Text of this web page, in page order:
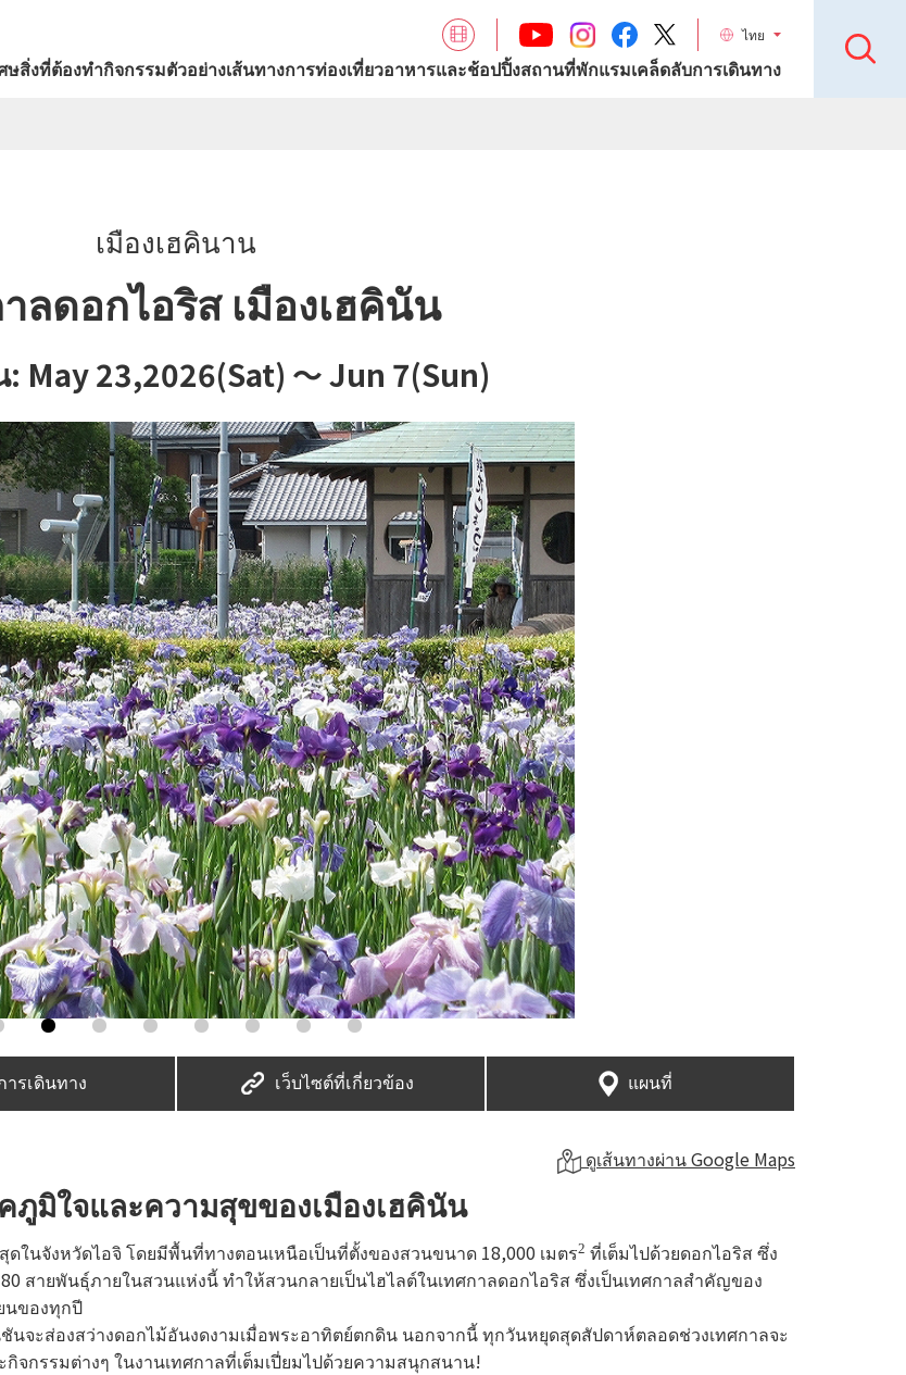
ไทย
ษสิ่งที่ต้องทำกิจกรรมตัวอย่างเส้นทางการท่องเที่ยวอาหารและช้อปปิ้งสถานที่พักแรมเคล็ดลับการเดินทาง
เมืองเฮคินาน
ลดอกไอริส เมืองเฮคินัน
May 23,2026(Sat) ～ Jun 7(Sun)
ารเดินทาง เว็บไซต์ที่เกี่ยวข้อง แผนที่
ดูเส้นทางผ่าน Google Maps
มิใจและความสุขของเมืองเฮคินัน
นจังหวัดไอจิ โดยมีพื้นที่ทางตอนเหนือเป็นที่ตั้งของสวนขนาด 18,000 เมตร2 ที่เต็มไปด้วยดอกไอริส ซึ่ง
สายพันธุ์ภายในสวนแห่งนี้ ทำให้สวนกลายเป็นไฮไลต์ในเทศกาลดอกไอริส ซึ่งเป็นเทศกาลสำคัญของ
นของทุกปี
นจะส่องสว่างดอกไม้อันงดงามเมื่อพระอาทิตย์ตกดิน นอกจากนี้ ทุกวันหยุดสุดสัปดาห์ตลอดช่วงเทศกาลจะ
กรรมต่างๆ ในงานเทศกาลที่เต็มเปี่ยมไปด้วยความสนุกสนาน!